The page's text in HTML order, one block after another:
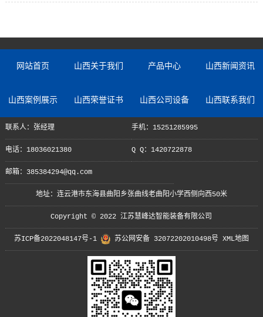
网站首页 山西关于我们 产品中心 山西新闻资讯
山西案例展示 山西荣誉证书 山西公司设备 山西联系我们
联系人：张经理 手机：15251285995
电话：18036021380 Q Q：1420722878
邮箱：385384294@qq.com
地址：连云港市东海县曲阳乡张曲线老曲阳小学西侧向西50米
Copyright © 2022 江苏慧峰达智能装备有限公司
苏ICP备2022048147号-1 苏公网安备 32072202010498号 XML地图